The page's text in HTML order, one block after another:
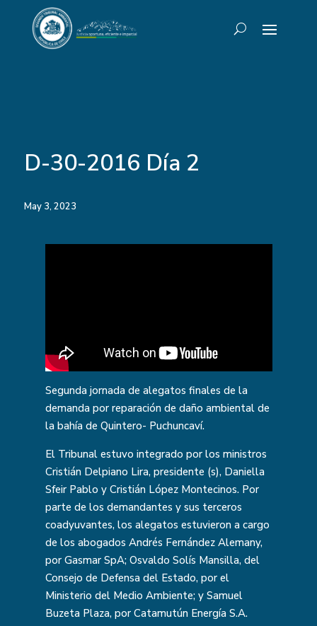
D-30-2016 Día 2
May 3, 2023
Segunda jornada de alegatos finales de la
demanda por reparación de daño ambiental de
la bahía de Quintero- Puchuncaví.
El Tribunal estuvo integrado por los ministros
Cristián Delpiano Lira, presidente (s), Daniella
Sfeir Pablo y Cristián López Montecinos. Por
parte de los demandantes y sus terceros
coadyuvantes, los alegatos estuvieron a cargo
de los abogados Andrés Fernández Alemany,
por Gasmar SpA; Osvaldo Solís Mansilla, del
Consejo de Defensa del Estado, por el
Ministerio del Medio Ambiente; y Samuel
Buzeta Plaza, por Catamutún Energía S.A.